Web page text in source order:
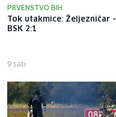
PRVENSTVO BIH
Tok utakmice: Željezničar -
BSK 2:1
9 sati